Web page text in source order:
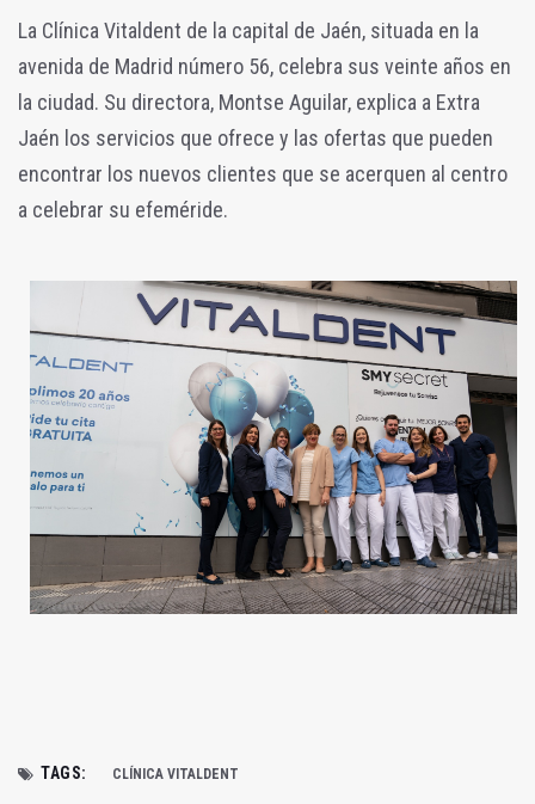
La Clínica Vitaldent de la capital de Jaén, situada en la
avenida de Madrid número 56, celebra sus veinte años en
la ciudad. Su directora, Montse Aguilar, explica a Extra
Jaén los servicios que ofrece y las ofertas que pueden
encontrar los nuevos clientes que se acerquen al centro
a celebrar su efeméride.
TAGS: CLÍNICA VITALDENT